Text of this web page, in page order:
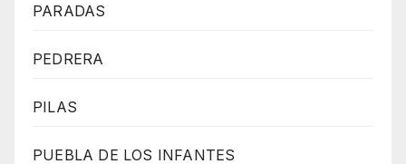
PARADAS
PEDRERA
PILAS
PUEBLA DE LOS INFANTES